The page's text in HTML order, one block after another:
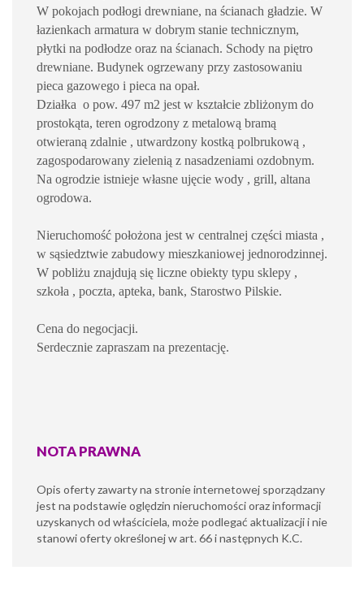
W pokojach podłogi drewniane, na ścianach gładzie. W
łazienkach armatura w dobrym stanie technicznym,
płytki na podłodze oraz na ścianach. Schody na piętro
drewniane. Budynek ogrzewany przy zastosowaniu
pieca gazowego i pieca na opał.
Działka o pow. 497 m2 jest w kształcie zbliżonym do
prostokąta, teren ogrodzony z metalową bramą
otwieraną zdalnie , utwardzony kostką polbrukową ,
zagospodarowany zielenią z nasadzeniami ozdobnym.
Na ogrodzie istnieje własne ujęcie wody , grill, altana
ogrodowa.
Nieruchomość położona jest w centralnej części miasta ,
w sąsiedztwie zabudowy mieszkaniowej jednorodzinnej.
W pobliżu znajdują się liczne obiekty typu sklepy ,
szkoła , poczta, apteka, bank, Starostwo Pilskie.
Cena do negocjacji.
Serdecznie zapraszam na prezentację.
NOTA PRAWNA
Opis oferty zawarty na stronie internetowej sporządzany
jest na podstawie oględzin nieruchomości oraz informacji
uzyskanych od właściciela, może podlegać aktualizacji i nie
stanowi oferty określonej w art. 66 i następnych K.C.